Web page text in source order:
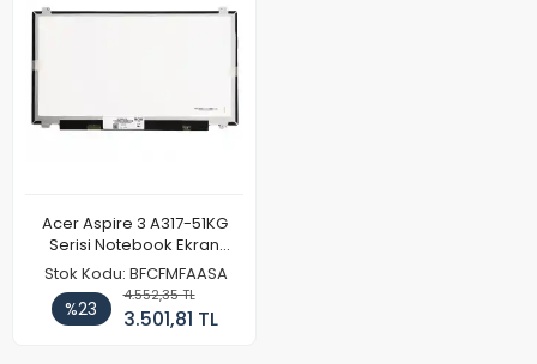
Acer Aspire 3 A317-51KG
Serisi Notebook Ekran
Paneli
Stok Kodu: BFCFMFAASA
%23
4.552,35 TL
3.501,81 TL